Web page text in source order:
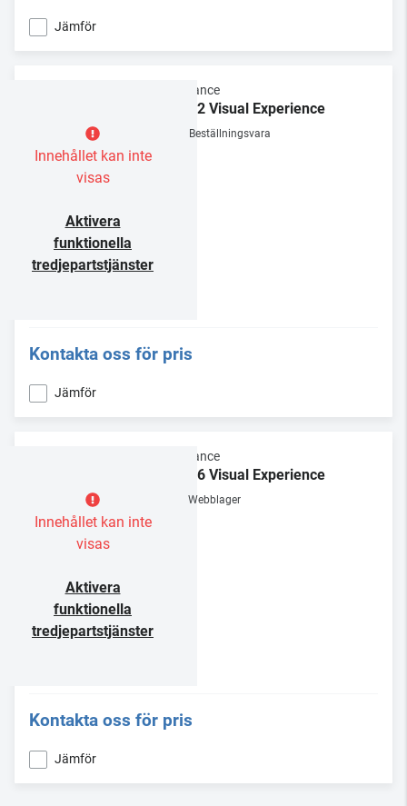
Jämför
Innehållet kan inte
visas
Aktivera
funktionella
tredjepartstjänster
Sonance
VX42 Visual Experience
Beställningsvara
Kontakta oss för pris
Jämför
Innehållet kan inte
visas
Aktivera
funktionella
tredjepartstjänster
Sonance
VX66 Visual Experience
Webblager
Kontakta oss för pris
Jämför